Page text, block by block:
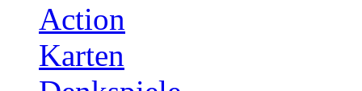
Action
Karten